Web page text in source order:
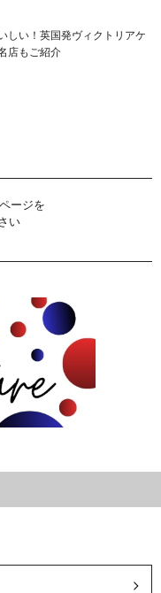
しい！英国発ヴィクトリアケ
店もご紹介
ージを
い